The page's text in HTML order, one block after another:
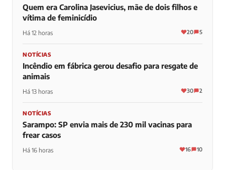
Quem era Carolina Jasevicius, mãe de dois filhos e
vítima de feminicídio
Há 12 horas 20 5
NOTÍCIAS
Incêndio em fábrica gerou desafio para resgate de
animais
Há 13 horas 30 2
NOTÍCIAS
Sarampo: SP envia mais de 230 mil vacinas para
frear casos
Há 16 horas 16 10